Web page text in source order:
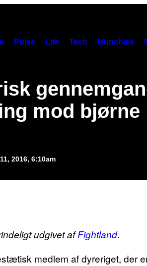
Pulse Life Tech Munchies
mod bjørne
2016, 6:10am
udgivet afFightland.
medlem af dyreriget, der